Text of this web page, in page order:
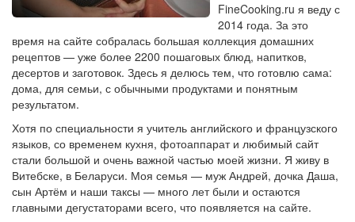
FineCooking.ru я веду с
2014 года. За это
время на сайте собралась большая коллекция домашних
рецептов — уже более 2200 пошаговых блюд, напитков,
десертов и заготовок. Здесь я делюсь тем, что готовлю сама:
дома, для семьи, с обычными продуктами и понятным
результатом.
Хотя по специальности я учитель английского и французского
языков, со временем кухня, фотоаппарат и любимый сайт
стали большой и очень важной частью моей жизни. Я живу в
Витебске, в Беларуси. Моя семья — муж Андрей, дочка Даша,
сын Артём и наши таксы — много лет были и остаются
главными дегустаторами всего, что появляется на сайте.